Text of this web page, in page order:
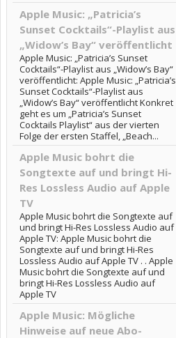
Apple Music: „Patricia’s
Sunset Cocktails“-Playlist aus
„Widow’s Bay“ veröffentlicht
Apple Music: „Patricia’s Sunset
Cocktails“-Playlist aus „Widow’s Bay“
veröffentlicht: Apple Music: „Patricia’s
Sunset Cocktails“-Playlist aus
„Widow’s Bay“ veröffentlicht Konkret
geht es um „Patricia’s Sunset
Cocktails Playlist“ aus der vierten
Folge der ersten Staffel, „Beach...
Apple Music bohrt die
Songtexte auf und bringt Hi-
Res Lossless Audio auf Apple
TV
Apple Music bohrt die Songtexte auf
und bringt Hi-Res Lossless Audio auf
Apple TV: Apple Music bohrt die
Songtexte auf und bringt Hi-Res
Lossless Audio auf Apple TV . . Apple
Music bohrt die Songtexte auf und
bringt Hi-Res Lossless Audio auf
Apple TV
Apple Music: Mögliche
Hinweise auf neue Abo-